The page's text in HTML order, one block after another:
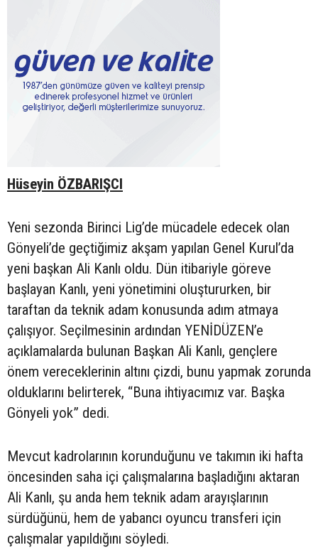
Hüseyin ÖZBARIŞCI
Yeni sezonda Birinci Lig’de mücadele edecek olan
Gönyeli’de geçtiğimiz akşam yapılan Genel Kurul’da
yeni başkan Ali Kanlı oldu. Dün itibariyle göreve
başlayan Kanlı, yeni yönetimini oluştururken, bir
taraftan da teknik adam konusunda adım atmaya
çalışıyor. Seçilmesinin ardından YENİDÜZEN’e
açıklamalarda bulunan Başkan Ali Kanlı, gençlere
önem vereceklerinin altını çizdi, bunu yapmak zorunda
olduklarını belirterek, “Buna ihtiyacımız var. Başka
Gönyeli yok” dedi.
Mevcut kadrolarının korunduğunu ve takımın iki hafta
öncesinden saha içi çalışmalarına başladığını aktaran
Ali Kanlı, şu anda hem teknik adam arayışlarının
sürdüğünü, hem de yabancı oyuncu transferi için
çalışmalar yapıldığını söyledi.